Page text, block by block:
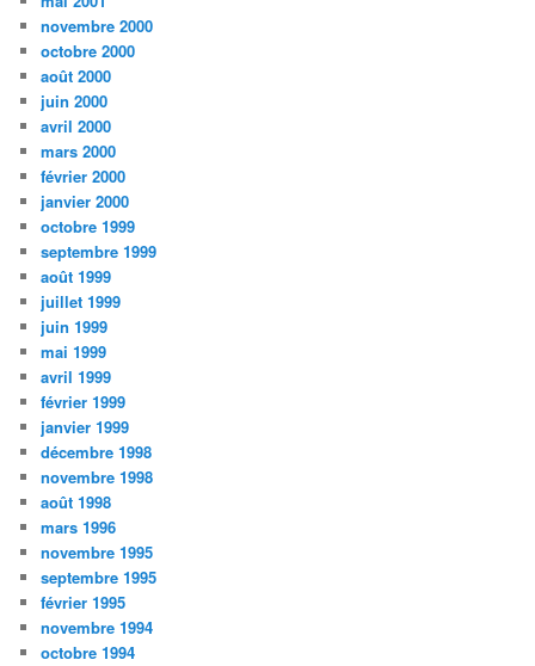
novembre 2000
octobre 2000
août 2000
juin 2000
avril 2000
mars 2000
février 2000
janvier 2000
octobre 1999
septembre 1999
août 1999
juillet 1999
juin 1999
mai 1999
avril 1999
février 1999
janvier 1999
décembre 1998
novembre 1998
août 1998
mars 1996
novembre 1995
septembre 1995
février 1995
novembre 1994
octobre 1994